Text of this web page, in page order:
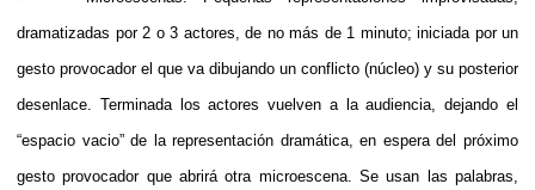
dramatizadas por 2 o 3 actores, de no más de 1 minuto; iniciada por un
gesto provocador el que va dibujando un conflicto (núcleo) y su posterior
desenlace. Terminada los actores vuelven a la audiencia, dejando el
“espacio vacio” de la representación dramática, en espera del próximo
gesto provocador que abrirá otra microescena. Se usan las palabras,